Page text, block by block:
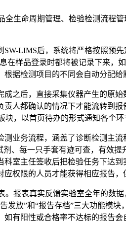
生命周期管理、检验检测流程
LIMS后，系统将严格按照预先
样品登录时都将被记录下来，
据检测项目的不同会自动分配给
后，直接采集仪器产生的原始
人都确认的情况下才能流转到
，以首页待办的形式通知各个环
务流程，涵盖了诊断检测主流
、每一只手套有迹可查，有效
室主任签收后把检验任务下达
权限的人员才能获得相应报告，
表真实反馈实验室全年的数据
放”和“报告存档”三大功能模
有阳性或合格率不达标的报告